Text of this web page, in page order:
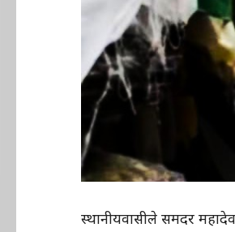
स्थानीयवासीले समदर